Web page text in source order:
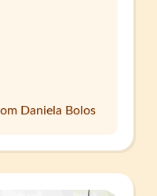
Daniela Bolos